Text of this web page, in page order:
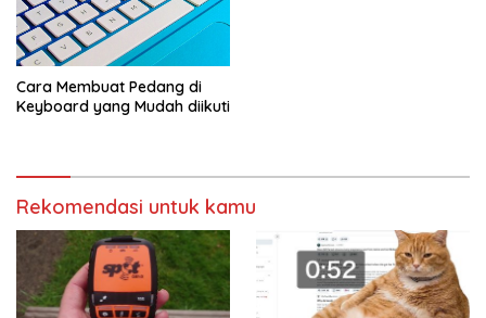
Cara Membuat Pedang di
Keyboard yang Mudah diikuti
Rekomendasi untuk kamu